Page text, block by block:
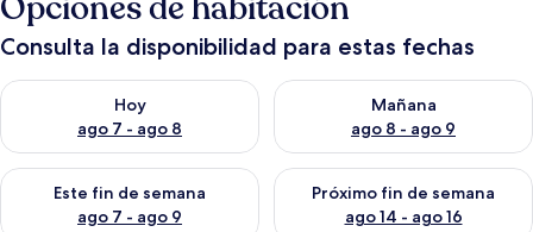
Consulta la disponibilidad para estas fechas
Hoy
ago 7 - ago 8
Consulta la disponibilidad para hoy ago 7 - ago 8
Mañana
ago 8 - ago 9
Consulta la disponibilidad
Este fin de semana
ago 7 - ago 9
Consulta la disponibilidad para este fin de semana ago 7 -
Próximo fin de semana
ago 14 - ago 16
Consulta la disponibilidad